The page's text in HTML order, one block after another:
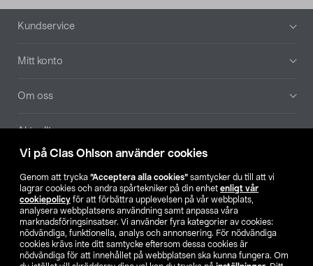
Vi på Clas Ohlson använder cookies
Genom att trycka ”Acceptera alla cookies” samtycker du till att vi
lagrar cookies och andra spårtekniker på din enhet enligt vår
cookiepolicy för att förbättra upplevelsen på vår webbplats,
analysera webbplatsens användning samt anpassa våra
marknadsföringsinsatser. Vi använder fyra kategorier av cookies:
nödvändiga, funktionella, analys och annonsering. För nödvändiga
cookies krävs inte ditt samtycke eftersom dessa cookies är
nödvändiga för att innehållet på webbplatsen ska kunna fungera. Om
Sidfot
Kundservice
Mitt konto
Om oss
Aktuellt
Hitta butik
SE NO FI